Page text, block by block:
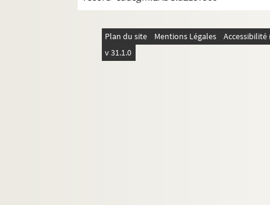
Plan du site Mentions Légales
v 31.1.0